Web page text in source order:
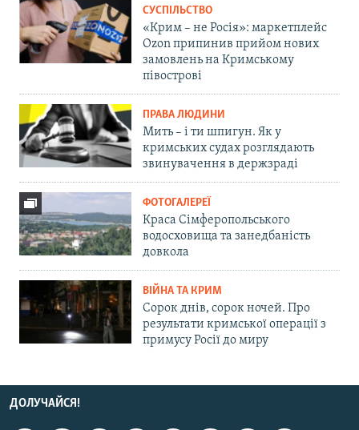
СУСПІЛЬСТВО
«Крим – не Росія»: маркетплейс
Ozon припинив прийом нових
замовлень на Кримському
півострові
ПРАВА ЛЮДИНИ
Мить – і ти шпигун. Як у
кримських судах розглядають
звинувачення в держзраді
ФОТОГАЛЕРЕЇ
Краса Сімферопольського
водосховища та занедбаність
довкола
ВІЙНА ТА КРИМ
Сорок днів, сорок ночей. Про
результати кримської операції з
примусу Росії до миру
ДОЛУЧАЙСЯ!